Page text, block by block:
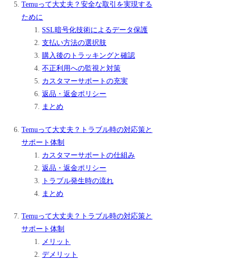
Temuって大丈夫？安全な取引を実現する
ために
SSL暗号化技術によるデータ保護
支払い方法の選択肢
購入後のトラッキングと確認
不正利用への監視と対策
カスタマーサポートの充実
返品・返金ポリシー
まとめ
Temuって大丈夫？トラブル時の対応策と
サポート体制
カスタマーサポートの仕組み
返品・返金ポリシー
トラブル発生時の流れ
まとめ
Temuって大丈夫？トラブル時の対応策と
サポート体制
メリット
デメリット